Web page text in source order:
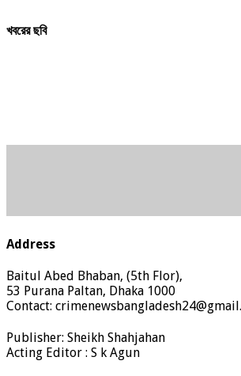
খবরের ছবি
Address
Baitul Abed Bhaban, (5th Flor),
53 Purana Paltan, Dhaka 1000
Contact:
Publisher: Sheikh Shahjahan
Acting Editor : S k Agun